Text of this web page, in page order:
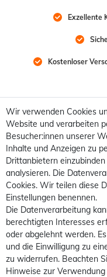
Exzellente
Kostenloser
Wir verwenden Cookies
Website und verarbeiten
Besucher:innen unserer
Inhalte und Anzeigen zu
Drittanbietern
analysieren. Die
Cookies. Wir teilen diese
Einstellungen benennen.
Die Datenverarbeitung
berechtigten Interesses
oder abgelehnt werden.
und die Einwilligung zu
zu widerrufen. Beachten
Hinweise zur